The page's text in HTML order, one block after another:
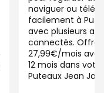
naviguer ou
facilement à
avec plusieurs
connectés. Offre
27,99€/mois
12 mois dans
Puteaux Jean